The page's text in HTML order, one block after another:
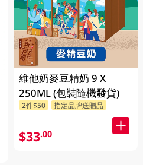
維他奶麥豆精奶 9 X
250ML (包裝隨機發貨)
2件$50 指定品牌送贈品
$33.00